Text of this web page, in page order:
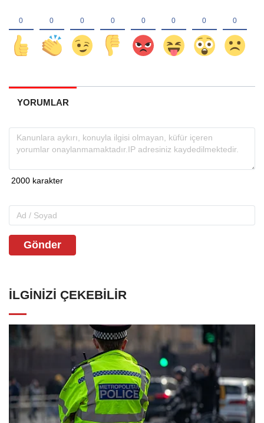
YORUMLAR
Gönder
İLGINIZI ÇEKEBILIR